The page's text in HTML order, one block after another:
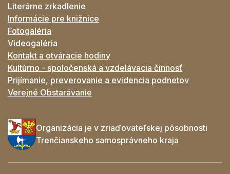
Literárne zrkadlenie
Informácie pre knižnice
Fotogaléria
Videogaléria
Kontakt a otváracie hodiny
Kultúrno - spoločenská a vzdelávacia činnosť
Prijímanie, preverovanie a evidencia podnetov
Verejné Obstarávanie
Organizácia je v zriaďovateľskej pôsobnosti
Trenčianskeho samosprávneho kraja